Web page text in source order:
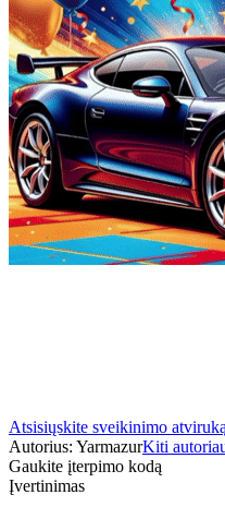
Atsisiųskite sveikinimo atviruką
Autorius: YarmazurKiti
Gaukite įterpimo kodą
Įvertinimas